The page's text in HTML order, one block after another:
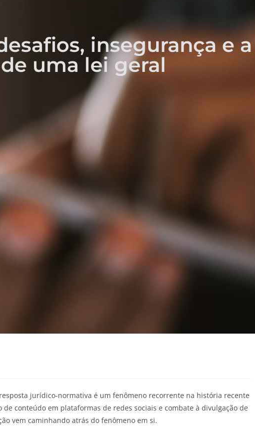
insegurança e
de uma lei geral
jurídico-normativa é um fenômeno recorrente na história recente
conteúdo em plataformas de redes sociais e combate à divulgação de
vem caminhando atrás do fenômeno em si.